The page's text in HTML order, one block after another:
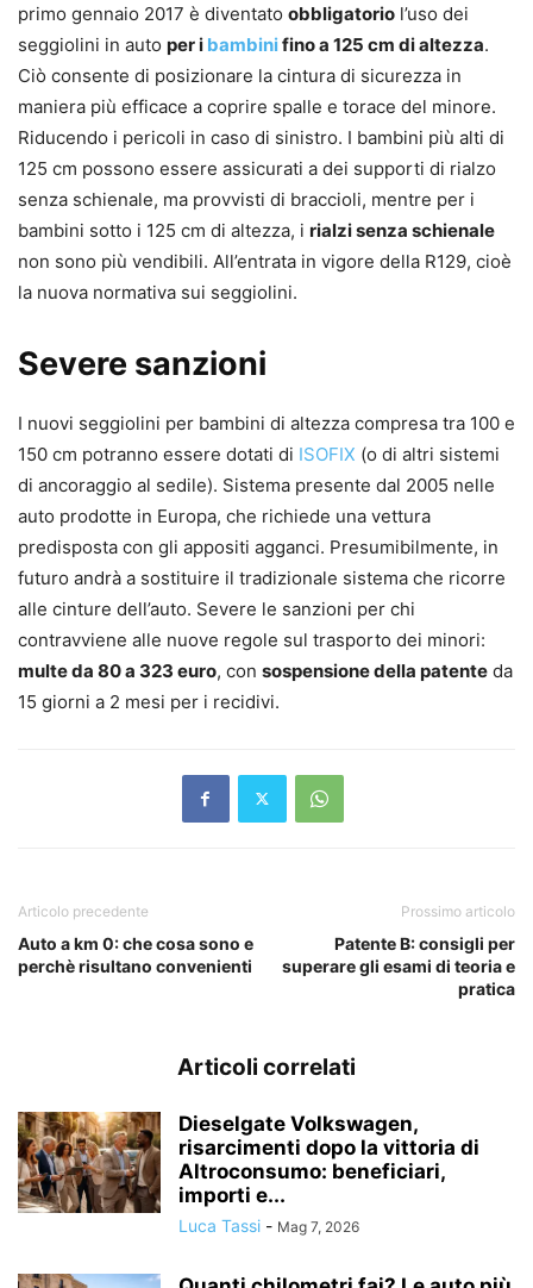
primo gennaio 2017 è diventato obbligatorio l’uso dei
seggiolini in auto per i bambinifino a 125 cm di altezza.
Ciò consente di posizionare la cintura di sicurezza in
maniera più efficace a coprire spalle e torace del minore.
Riducendo i pericoli in caso di sinistro. I bambini più alti di
125 cm possono essere assicurati a dei supporti di rialzo
senza schienale, ma provvisti di braccioli, mentre per i
bambini sotto i 125 cm di altezza, i rialzi senza schienale
non sono più vendibili. All’entrata in vigore della R129, cioè
la nuova normativa sui seggiolini.
Severe sanzioni
I nuovi seggiolini per bambini di altezza compresa tra 100 e
150 cm potranno essere dotati di ISOFIX (o di altri sistemi
di ancoraggio al sedile). Sistema presente dal 2005 nelle
auto prodotte in Europa, che richiede una vettura
predisposta con gli appositi agganci. Presumibilmente, in
futuro andrà a sostituire il tradizionale sistema che ricorre
alle cinture dell’auto. Severe le sanzioni per chi
contravviene alle nuove regole sul trasporto dei minori:
multe da 80 a 323 euro, con sospensione della patente da
15 giorni a 2 mesi per i recidivi.
Articolo precedente
Auto a km 0: che cosa sono e
perchè risultano convenienti
Prossimo articolo
Patente B: consigli per
superare gli esami di teoria e
pratica
Articoli correlati
Dieselgate Volkswagen,
risarcimenti dopo la vittoria di
Altroconsumo: beneficiari,
importi e...
Luca Tassi - Mag 7, 2026